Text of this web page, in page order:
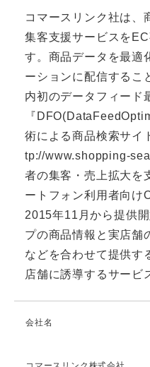
コマースリンク社は、
集客支援サービスを
す。商品データを最適
ーションに配信するこ
内初のデータフィード
『
術による商品検索サイ
tp://www.shopping-
者の集客・売上拡大を
ートフォン利用者向け
2015年11月から提供
プの商品情報と実店舗
などを合わせて提供す
店舗に誘導するサービ
会社名